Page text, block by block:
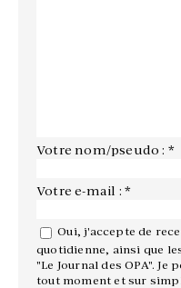
Votre nom/pseudo : *
Votre e-mail : *
Oui, j'accepte de
quotidienne, ainsi que
"Le Journal des OPA".
tout moment et sur